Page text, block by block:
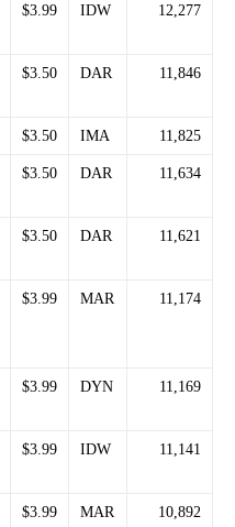
$3.99 IDW 12,277
$3.50 DAR 11,846
$3.50 IMA 11,825
$3.50 DAR 11,634
$3.50 DAR 11,621
$3.99 MAR 11,174
$3.99 DYN 11,169
$3.99 IDW 11,141
$3.99 MAR 10,892